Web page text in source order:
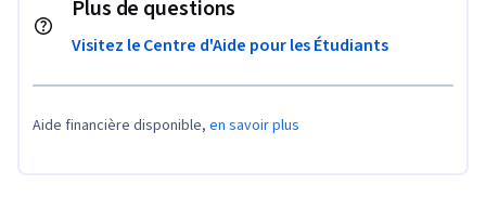
Plus de questions
Visitez le Centre d'Aide pour les Étudiants
Aide financière disponible, en savoir plus